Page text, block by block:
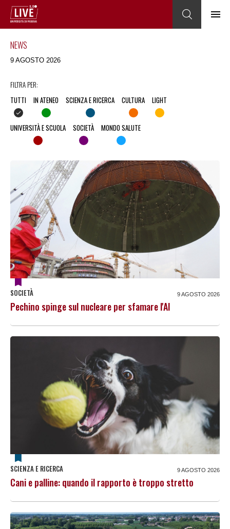
NEWS
9 AGOSTO 2026
FILTRA PER:
TUTTI
IN ATENEO SCIENZA E RICERCA CULTURA LIGHT
UNIVERSITÀ E SCUOLA SOCIETÀ MONDO SALUTE
SOCIETÀ 9 AGOSTO 2026
Pechino spinge sul nucleare per sfamare l'AI
SCIENZA E RICERCA 9 AGOSTO 2026
Cani e palline: quando il rapporto è troppo stretto